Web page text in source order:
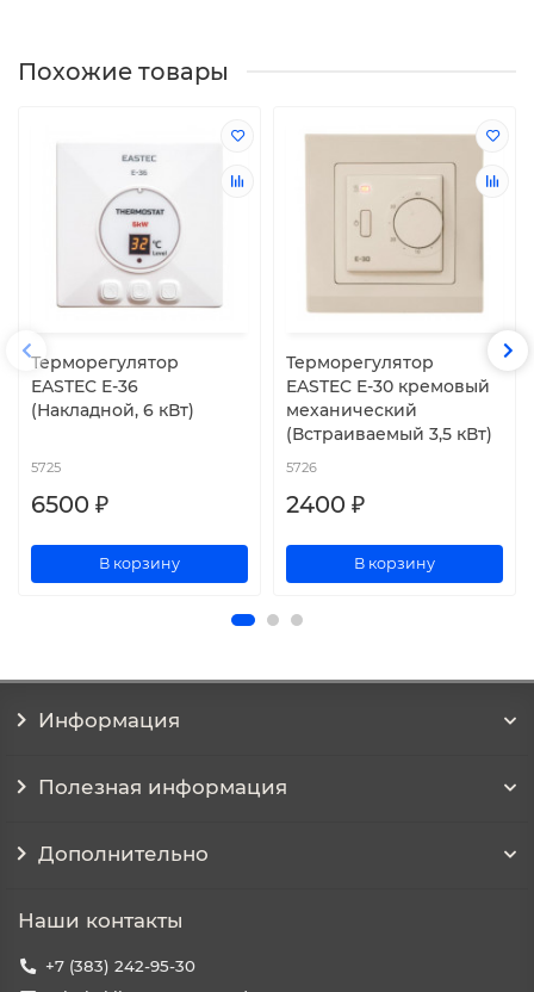
Похожие товары
Терморегулятор
EASTEC E-36
(Накладной, 6 кВт)
5725
6500 ₽
В корзину
Терморегулятор
EASTEC E-30 кремовый
механический
(Встраиваемый 3,5 кВт)
5726
2400 ₽
В корзину
Информация
Полезная информация
Дополнительно
Наши контакты
+7 (383) 242-95-30